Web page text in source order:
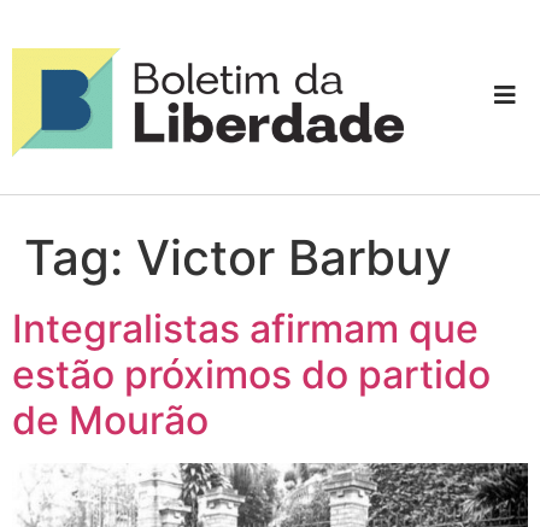
Tag: Victor Barbuy
Integralistas afirmam que
estão próximos do partido
de Mourão